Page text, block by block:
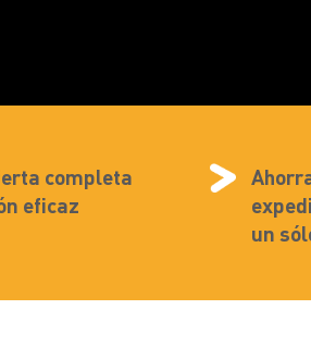
completa
eficaz
un